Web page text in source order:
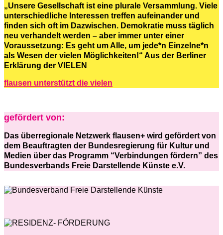
„Unsere Gesellschaft ist eine plurale Versammlung. Viele
unterschiedliche Interessen treffen aufeinander und
finden sich oft im Dazwischen. Demokratie muss täglich
neu verhandelt werden – aber immer unter einer
Voraussetzung: Es geht um Alle, um jede*n Einzelne*n
als Wesen der vielen Möglichkeiten!“ Aus der Berliner
Erklärung der VIELEN
flausen unterstützt die vielen
gefördert von:
Das überregionale Netzwerk flausen+ wird gefördert von
dem Beauftragten der Bundesregierung für Kultur und
Medien über das Programm “Verbindungen fördern” des
Bundesverbands Freie Darstellende Künste e.V.